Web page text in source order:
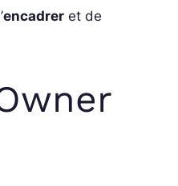
encadrer et de